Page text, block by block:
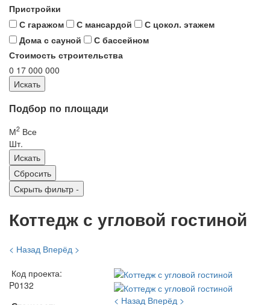
Пристройки
С гаражом
С мансардой
С цокол. этажем
Дома с сауной
С бассейном
Стоимость строительства
0 17 000 000
Подбор по площади
М2 Все
Шт.
Скрыть фильтр -
Коттедж с угловой гостиной
< Назад Вперёд >
Код проекта:
P0132
< Назад Вперёд >